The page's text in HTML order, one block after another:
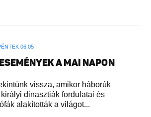
06:05
A MAI NAPON
vissza, amikor háborúk
dinasztiák fordulatai és
alakították a világot...